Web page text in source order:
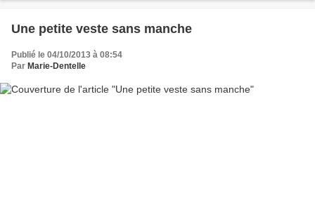
Une petite veste sans manche
Publié le 04/10/2013 à 08:54
Par Marie-Dentelle